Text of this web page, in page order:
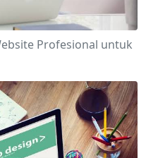
Profesional untuk